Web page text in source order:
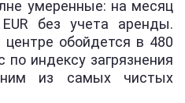
умеренные: на месяц
без учета аренды.
обойдется в 480
по индексу загрязнения
из самых чистых